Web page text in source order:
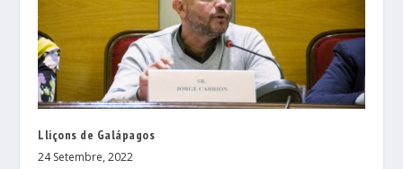
Lliçons de Galápagos
24 Setembre, 2022